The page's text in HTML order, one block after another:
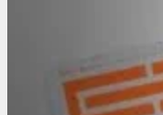
DSAG und SAP sind
Wie einst schon
Beitrag lesen